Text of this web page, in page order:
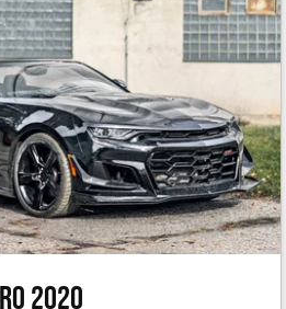
2020